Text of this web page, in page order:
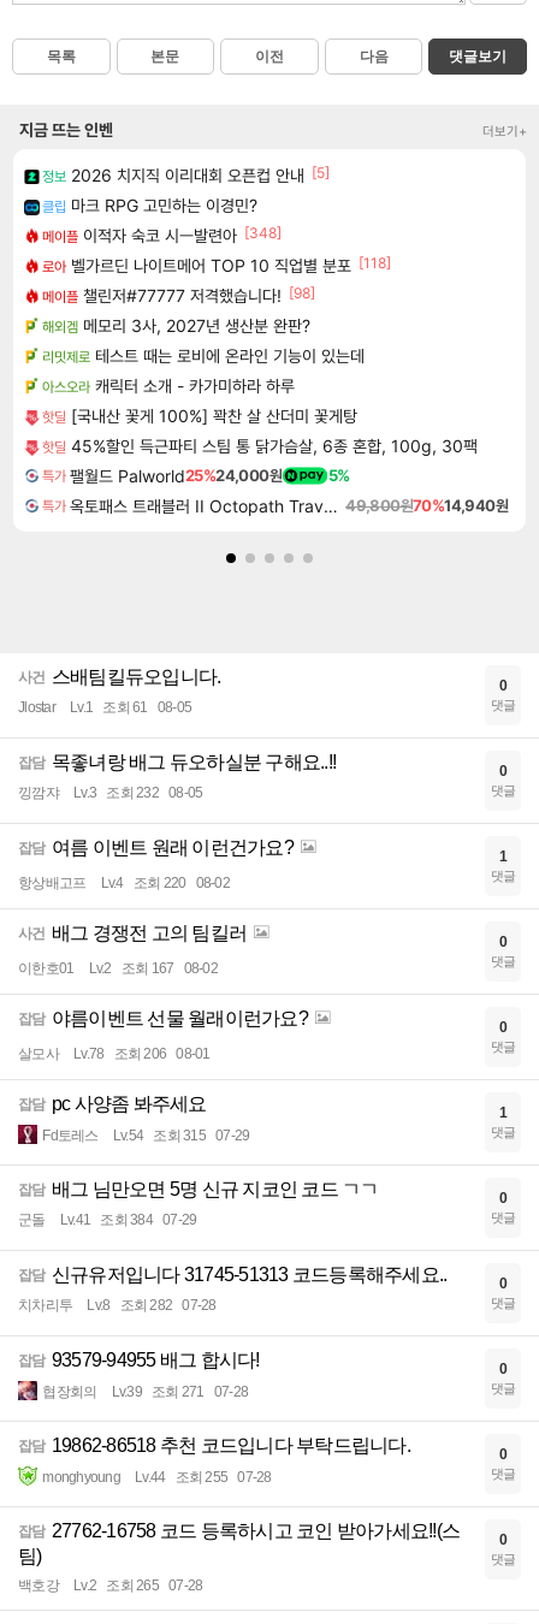
목록 본문 이전 다음 댓글보기
지금 뜨는 인벤 더보기+
정보 2026 치지직 이리대회 오픈컵 안내 [5]
클립 마크 RPG 고민하는 이경민?
메이플 이적자 숙코 시ㅡ발련아 [348]
로아 벨가르딘 나이트메어 TOP 10 직업별 분포 [118]
메이플 챌린저#77777 저격했습니다! [98]
해외겜 메모리 3사, 2027년 생산분 완판?
리밋제로 테스트 때는 로비에 온라인 기능이 있는데
아스오라 캐릭터 소개 - 카가미하라 하루
핫딜 [국내산 꽃게 100%] 꽉찬 살 산더미 꽃게탕
핫딜 45%할인 득근파티 스팀 통 닭가슴살, 6종 혼합, 100g, 30팩
특가 팰월드 Palworld25%24,000원 5%
특가 옥토패스 트래블러 II Octopath Traveler II 49,800원70%14,940원
사건 스배팀킬듀오입니다.
Jlostar Lv.1 조회 61 08-05
0
댓글
잡담 목좋녀랑 배그 듀오하실분 구해요..!!
낑깜쟈 Lv.3 조회 232 08-05
0
댓글
잡담 여름 이벤트 원래 이런건가요?
항상배고프 Lv.4 조회 220 08-02
1
댓글
사건 배그 경쟁전 고의 팀킬러
이한호01 Lv.2 조회 167 08-02
0
댓글
잡담 야름이벤트 선물 월래이런가요?
살모사 Lv.78 조회 206 08-01
0
댓글
잡담 pc 사양좀 봐주세요
Fd토레스 Lv.54 조회 315 07-29
1
댓글
잡담 배그 님만오면 5명 신규 지코인 코드 ㄱㄱ
군돌 Lv.41 조회 384 07-29
0
댓글
잡담 신규유저입니다 31745-51313 코드등록해주세요..
치차리투 Lv.8 조회 282 07-28
0
댓글
잡담 93579-94955 배그 합시다!
협장회의 Lv.39 조회 271 07-28
0
댓글
잡담 19862-86518 추천 코드입니다 부탁드립니다.
monghyoung Lv.44 조회 255 07-28
0
댓글
잡담 27762-16758 코드 등록하시고 코인 받아가세요!!(스
팀)
백호강 Lv.2 조회 265 07-28
0
댓글